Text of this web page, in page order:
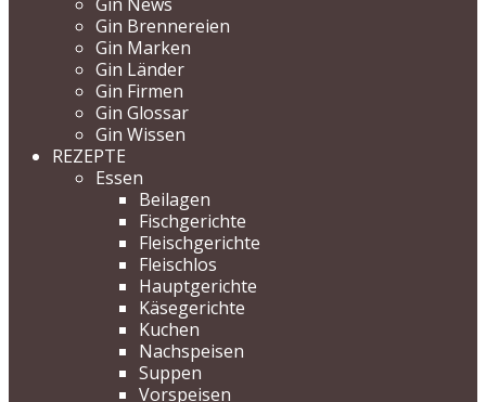
Gin Brennereien
Gin Marken
Gin Länder
Gin Firmen
Gin Glossar
Gin Wissen
REZEPTE
Essen
Beilagen
Fischgerichte
Fleischgerichte
Fleischlos
Hauptgerichte
Käsegerichte
Kuchen
Nachspeisen
Suppen
Vorspeisen